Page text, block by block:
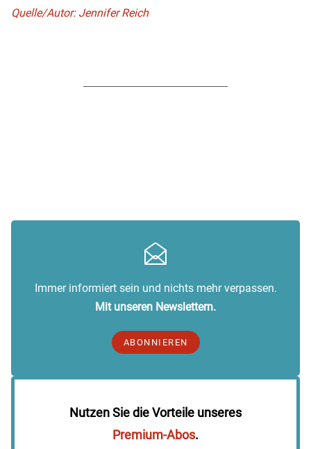
Quelle/Autor: Jennifer Reich
Immer informiert sein und nichts mehr verpassen.
Mit unseren Newslettern.
ABONNIEREN
Nutzen Sie die Vorteile unseres
Premium-Abos.